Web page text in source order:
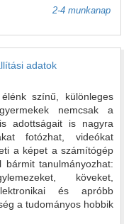
2-4 munkanap
adatok
színű, különleges
nemcsak a
adottságait is nagyra
fotózhat, videókat
a képet a számítógép
bármit tanulmányozhat:
köveket,
és apróbb
a tudományos hobbik